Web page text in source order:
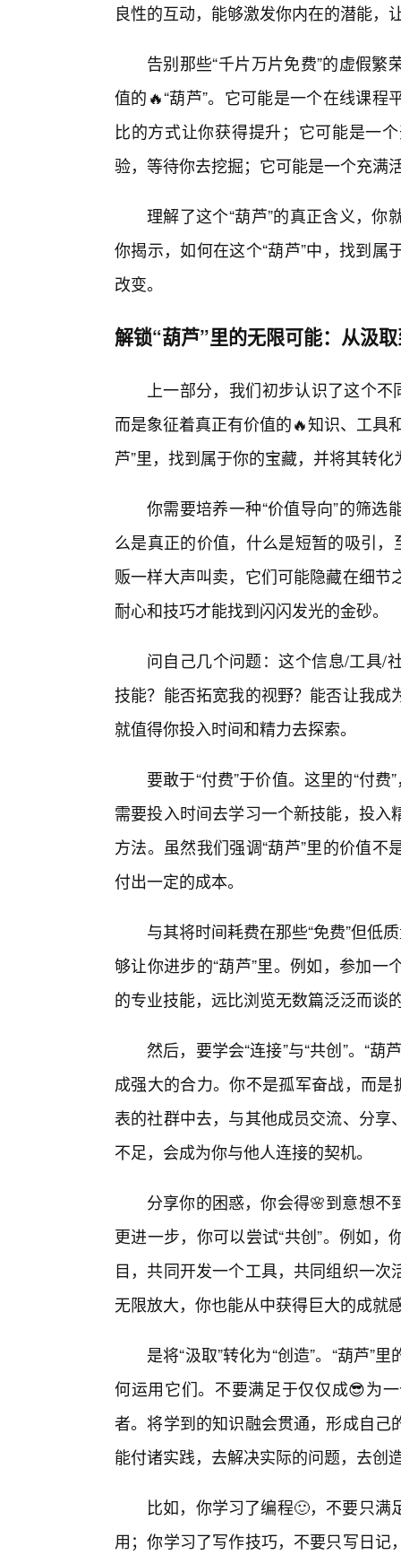
良性的互动，能够激发你内在的潜能，
告别那些“千片万片免费”的虚假
值的🔥“葫芦”。它可能是一个在线课
比的方式让你获得提升；它可能是一
验，等待你去挖掘；它可能是一个充满
理解了这个“葫芦”的真正含义，
你揭示，如何在这个“葫芦”中，找到
改变。
解锁“葫芦”里的无限可能：从汲
上一部分，我们初步认识了这个
而是象征着真正有价值的🔥知识、工具
芦”里，找到属于你的宝藏，并将其转
你需要培养一种“价值导向”的筛
么是真正的价值，什么是短暂的吸引
贩一样大声叫卖，它们可能隐藏在细
耐心和技巧才能找到闪闪发光的金砂。
问自己几个问题：这个信息/工具/
技能？能否拓宽我的视野？能否让我
就值得你投入时间和精力去探索。
要敢于“付费”于价值。这里的“付
需要投入时间去学习一个新技能，投
方法。虽然我们强调“葫芦”里的价值
付出一定的成本。
与其将时间耗费在那些“免费”但低
够让你进步的“葫芦”里。例如，参加
的专业技能，远比浏览无数篇泛泛而谈
然后，要学会“连接”与“共创”。“
成强大的合力。你不是孤军奋战，而
表的社群中去，与其他成员交流、分
不足，会成为你与他人连接的契机。
分享你的困惑，你会得🌸到意想
更进一步，你可以尝试“共创”。例如
目，共同开发一个工具，共同组织一
无限放大，你也能从中获得巨大的成就
是将“汲取”转化为“创造”。“葫芦”
何运用它们。不要满足于仅仅成😎为
者。将学到的知识融会贯通，形成自
能付诸实践，去解决实际的问题，去创
比如，你学习了编程🙂，不要只
用；你学习了写作技巧，不要只写日